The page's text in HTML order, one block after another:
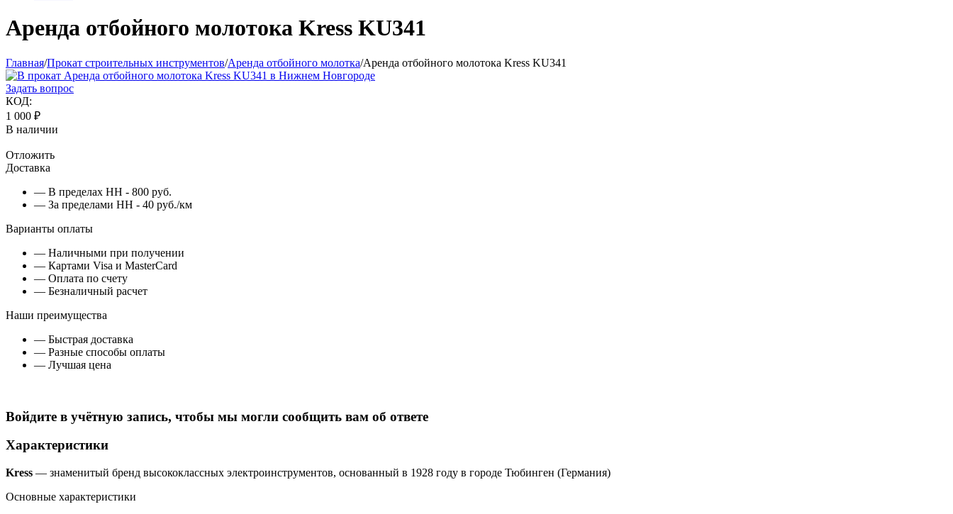
Аренда отбойного молотока Kress KU341
Главная/Прокат строительных инструментов/Аренда отбойного молотка/Аренда отбойного молотока Kress KU341
Задать вопрос
КОД:
1 000 ₽
В наличии
Отложить
Доставка
— В пределах НН - 800 руб.
— За пределами НН - 40 руб./км
Варианты оплаты
— Наличными при получении
— Картами Visa и MasterCard
— Оплата по счету
— Безналичный расчет
Наши преимущества
— Быстрая доставка
— Разные способы оплаты
— Лучшая цена
Войдите в учётную запись, чтобы мы могли сообщить вам об ответе
Характеристики
Kress — знаменитый бренд высококлассных электроинструментов, основанный в 1928 году в городе Тюбинген (Германия)
Основные характеристики